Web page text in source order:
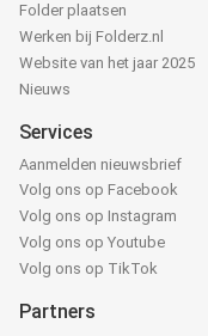
Folder plaatsen
Werken bij Folderz.nl
Website van het jaar 2025
Nieuws
Services
Aanmelden nieuwsbrief
Volg ons op Facebook
Volg ons op Instagram
Volg ons op Youtube
Volg ons op TikTok
Partners